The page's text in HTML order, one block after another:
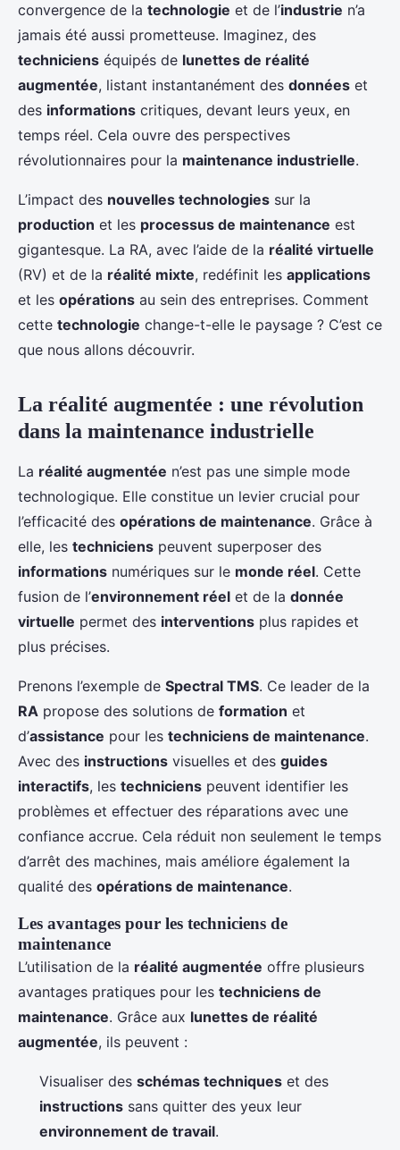
convergence de la technologie et de l’industrie n’a
jamais été aussi prometteuse. Imaginez, des
techniciens équipés de lunettes de réalité
augmentée, listant instantanément des données et
des informations critiques, devant leurs yeux, en
temps réel. Cela ouvre des perspectives
révolutionnaires pour la maintenance industrielle.
L’impact des nouvelles technologies sur la
production et les processus de maintenance est
gigantesque. La RA, avec l’aide de la réalité virtuelle
(RV) et de la réalité mixte, redéfinit les applications
et les opérations au sein des entreprises. Comment
cette technologie change-t-elle le paysage ? C’est ce
que nous allons découvrir.
La réalité augmentée : une révolution
dans la maintenance industrielle
La réalité augmentée n’est pas une simple mode
technologique. Elle constitue un levier crucial pour
l’efficacité des opérations de maintenance. Grâce à
elle, les techniciens peuvent superposer des
informations numériques sur le monde réel. Cette
fusion de l’environnement réel et de la donnée
virtuelle permet des interventions plus rapides et
plus précises.
Prenons l’exemple de Spectral TMS. Ce leader de la
RA propose des solutions de formation et
d’assistance pour les techniciens de maintenance.
Avec des instructions visuelles et des guides
interactifs, les techniciens peuvent identifier les
problèmes et effectuer des réparations avec une
confiance accrue. Cela réduit non seulement le temps
d’arrêt des machines, mais améliore également la
qualité des opérations de maintenance.
Les avantages pour les techniciens de
maintenance
L’utilisation de la réalité augmentée offre plusieurs
avantages pratiques pour les techniciens de
maintenance. Grâce aux lunettes de réalité
augmentée, ils peuvent :
Visualiser des schémas techniques et des
instructions sans quitter des yeux leur
environnement de travail.